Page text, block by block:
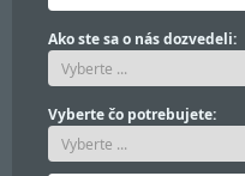
Ako ste sa o nás dozvedeli:
Vyberte čo potrebujete: